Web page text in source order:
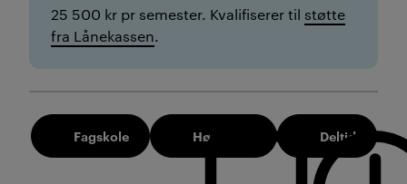
25 500 kr pr semester. Kvalifiserer til støtte
fra Lånekassen.
Fagskole Høst 2026 Deltid